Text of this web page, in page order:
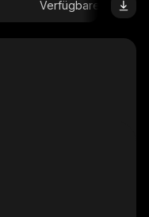
Verfügbare Menge